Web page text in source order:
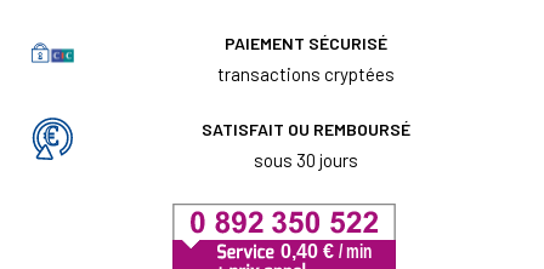
PAIEMENT SÉCURISÉ
transactions cryptées
SATISFAIT OU REMBOURSÉ
sous 30 jours